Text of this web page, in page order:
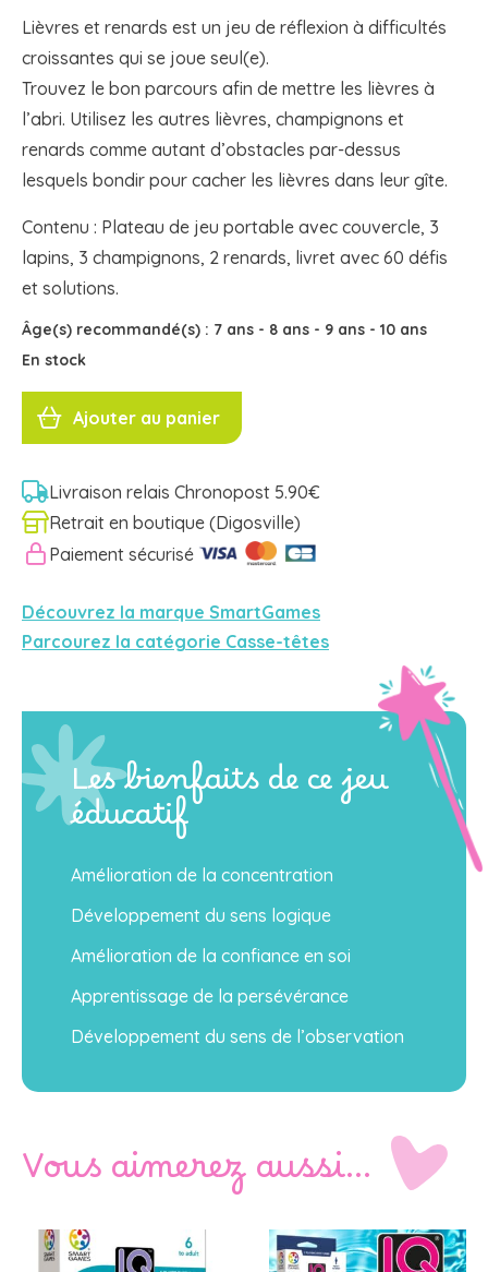
Lièvres et renards est un jeu de réflexion à difficultés
croissantes qui se joue seul(e).
Trouvez le bon parcours afin de mettre les lièvres à
l’abri. Utilisez les autres lièvres, champignons et
renards comme autant d’obstacles par-dessus
lesquels bondir pour cacher les lièvres dans leur gîte.
Contenu : Plateau de jeu portable avec couvercle, 3
lapins, 3 champignons, 2 renards, livret avec 60 défis
et solutions.
Âge(s) recommandé(s) : 7 ans - 8 ans - 9 ans - 10 ans
En stock
quantité
LIÈVRES Ajouter au panier
Livraison relais Chronopost 5.90€
Retrait en boutique (Digosville)
Paiement sécurisé
Découvrez la marque SmartGames
Parcourez la catégorie Casse-têtes
Les bienfaits de ce jeu
éducatif
Amélioration de la concentration
Développement du sens logique
Amélioration de la confiance en soi
Apprentissage de la persévérance
Développement du sens de l’observation
Vous aimerez aussi…